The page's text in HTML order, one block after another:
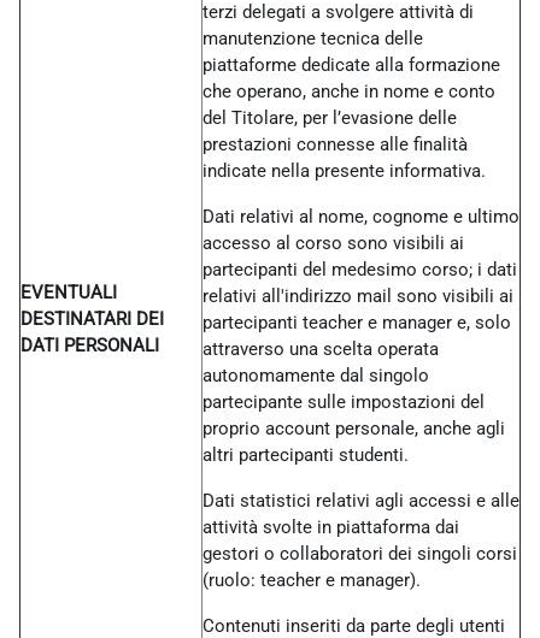
EVENTUALI
DESTINATARI DEI
DATI PERSONALI
terzi delegati a svolgere attività di
manutenzione tecnica delle
piattaforme dedicate alla formazione
che operano, anche in nome e conto
del Titolare, per l’evasione delle
prestazioni connesse alle finalità
indicate nella presente informativa.
Dati relativi al nome, cognome e ultimo
accesso al corso sono visibili ai
partecipanti del medesimo corso; i dati
relativi all'indirizzo mail sono visibili ai
partecipanti teacher e manager e, solo
attraverso una scelta operata
autonomamente dal singolo
partecipante sulle impostazioni del
proprio account personale, anche agli
altri partecipanti studenti.
Dati statistici relativi agli accessi e alle
attività svolte in piattaforma dai
gestori o collaboratori dei singoli corsi
(ruolo: teacher e manager).
Contenuti inseriti da parte degli utenti